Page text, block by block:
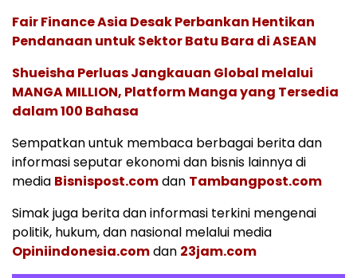
Fair Finance Asia Desak Perbankan Hentikan
Pendanaan untuk Sektor Batu Bara di ASEAN
Shueisha Perluas Jangkauan Global melalui
MANGA MILLION, Platform Manga yang Tersedia
dalam 100 Bahasa
Sempatkan untuk membaca berbagai berita dan
informasi seputar ekonomi dan bisnis lainnya di
media Bisnispost.comdan Tambangpost.com
Simak juga berita dan informasi terkini mengenai
politik, hukum, dan nasional melalui media
Opiniindonesia.comdan 23jam.com